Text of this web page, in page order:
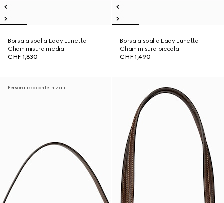
Borsa a spalla Lady Lunetta
Chain misura media
CHF 1,830
Borsa a spalla Lady Lunetta
Chain misura piccola
CHF 1,490
Personalizza con le iniziali